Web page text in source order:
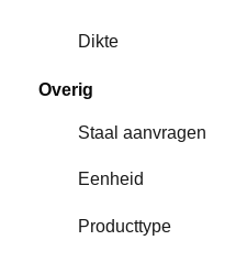
Dikte
Overig
Staal aanvragen
Eenheid
Producttype